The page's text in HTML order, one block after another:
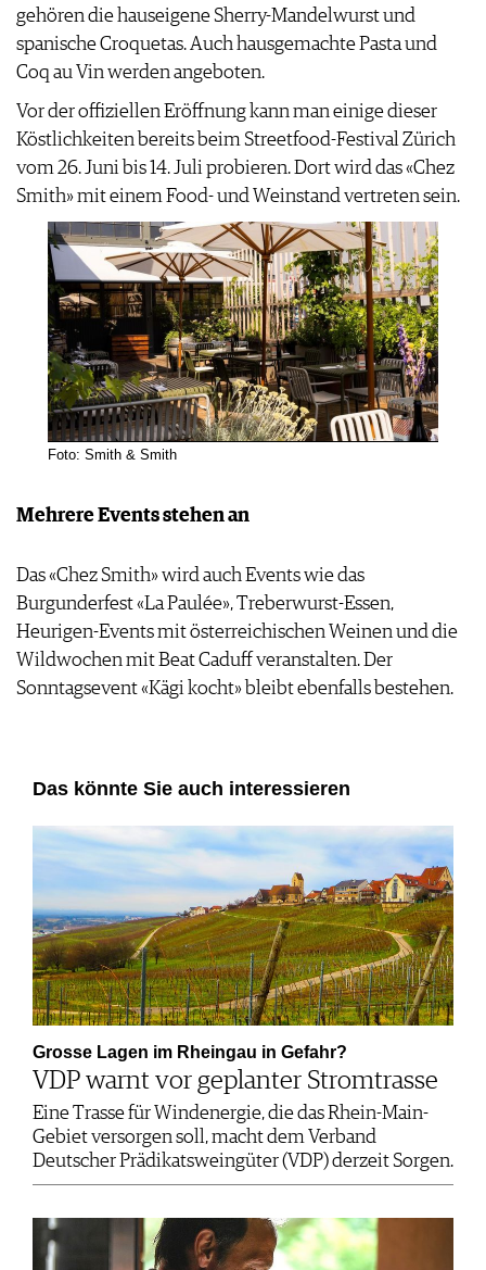
gehören die hauseigene Sherry-Mandelwurst und
spanische Croquetas. Auch hausgemachte Pasta und
Coq au Vin werden angeboten.
Vor der offiziellen Eröffnung kann man einige dieser
Köstlichkeiten bereits beim Streetfood-Festival Zürich
vom 26. Juni bis 14. Juli probieren. Dort wird das «Chez
Smith» mit einem Food- und Weinstand vertreten sein.
Foto: Smith & Smith
Mehrere Events stehen an
Das «Chez Smith» wird auch Events wie das
Burgunderfest «La Paulée», Treberwurst-Essen,
Heurigen-Events mit österreichischen Weinen und die
Wildwochen mit Beat Caduff veranstalten. Der
Sonntagsevent «Kägi kocht» bleibt ebenfalls bestehen.
Das könnte Sie auch interessieren
Grosse Lagen im Rheingau in Gefahr?
VDP warnt vor geplanter Stromtrasse
Eine Trasse für Windenergie, die das Rhein-Main-
Gebiet versorgen soll, macht dem Verband
Deutscher Prädikatsweingüter (VDP) derzeit Sorgen.